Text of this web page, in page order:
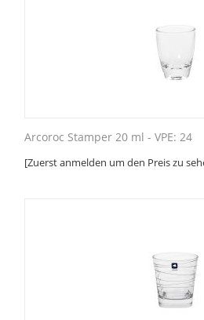
Arcoroc Stamper 20 ml - VPE: 24
[Zuerst anmelden um den Preis zu